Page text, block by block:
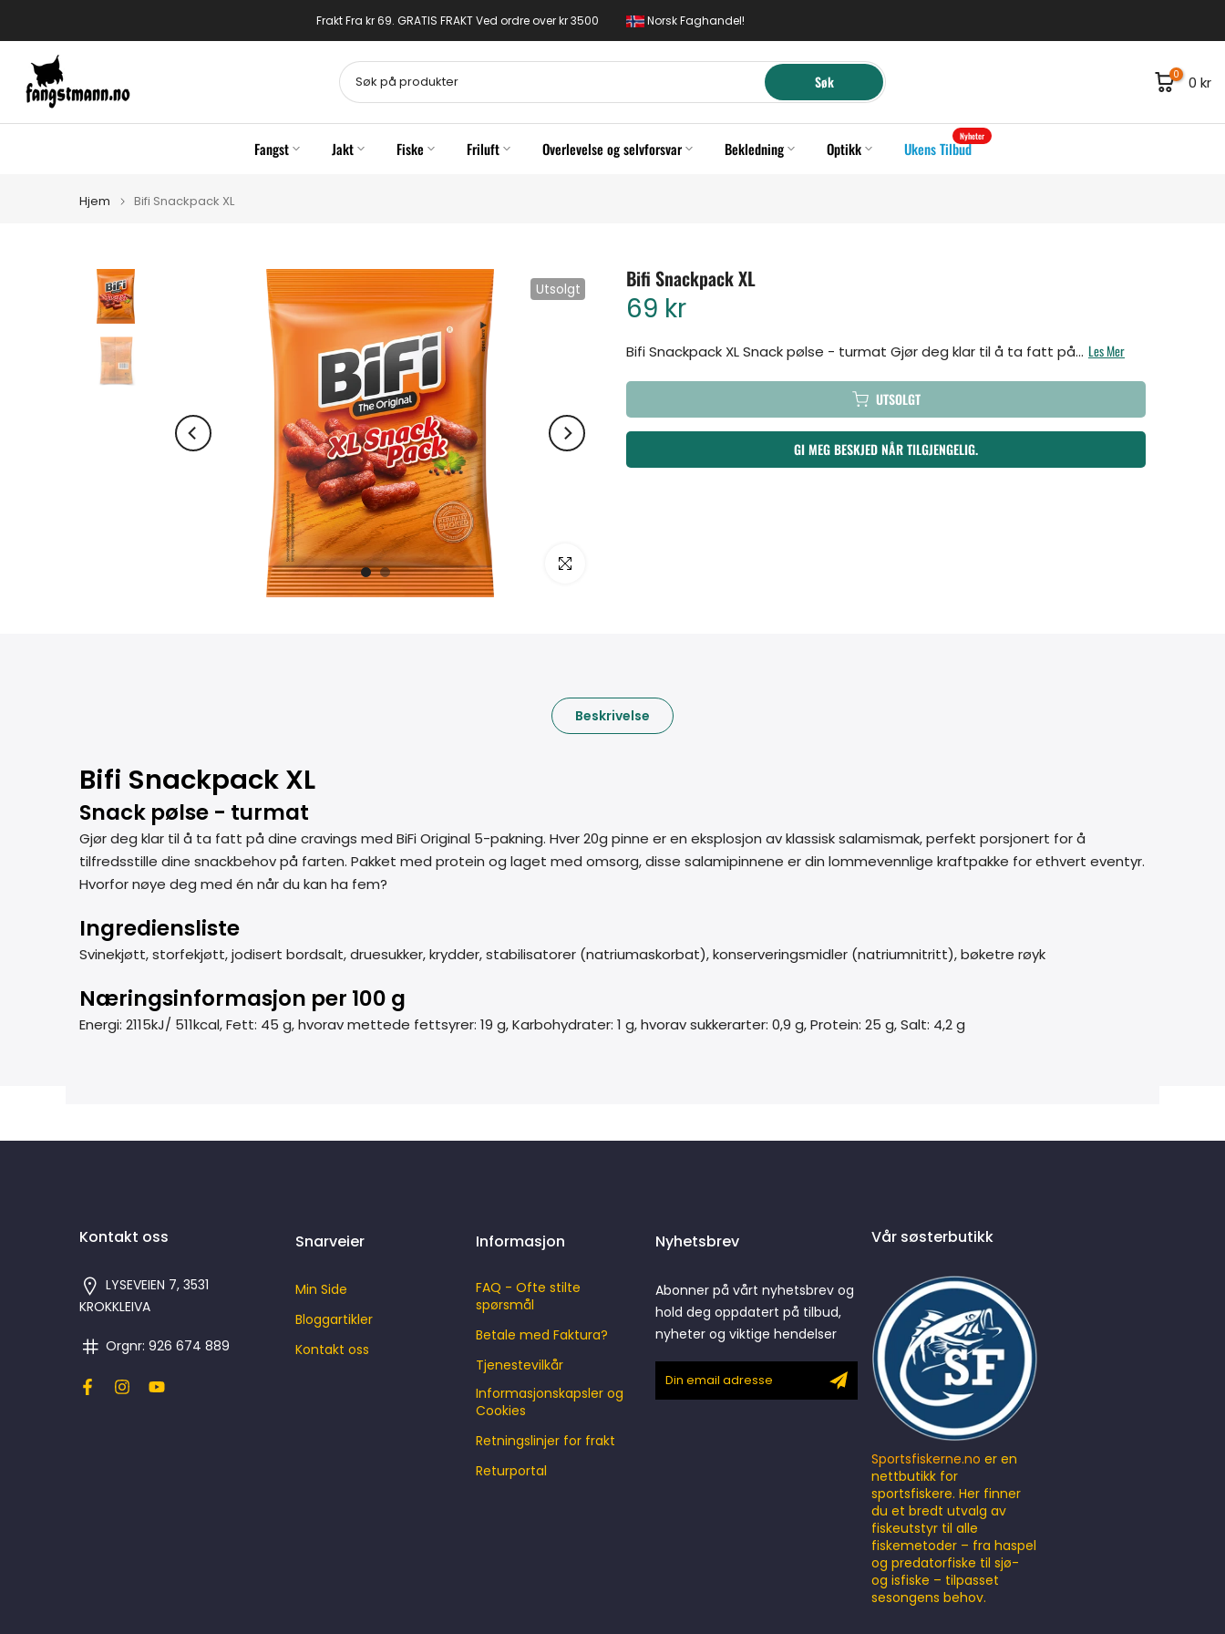
til
innhold
Frakt Fra kr 69. GRATIS FRAKT Ved ordre over kr 3500 Norsk Faghandel!
Søk 0 0 kr
Fangst Jakt Fiske Friluft Overlevelse og selvforsvar Bekledning Optikk Ukens Tilbud
Nyheter
Hjem Bifi Snackpack XL
Utsolgt
Klikk for å forstørre
Bifi Snackpack XL
69 kr
Bifi Snackpack XL Snack pølse - turmat Gjør deg klar til å ta fatt på... Les Mer
UTSOLGT
GI MEG BESKJED NÅR TILGJENGELIG.
Beskrivelse
Bifi Snackpack XL
Snack pølse - turmat
Gjør deg klar til å ta fatt på dine cravings med BiFi Original 5-pakning. Hver 20g pinne er en eksplosjon av klassisk salamismak, perfekt porsjonert for å
tilfredsstille dine snackbehov på farten. Pakket med protein og laget med omsorg, disse salamipinnene er din lommevennlige kraftpakke for ethvert eventyr.
Hvorfor nøye deg med én når du kan ha fem?
Ingrediensliste
Svinekjøtt, storfekjøtt, jodisert bordsalt, druesukker, krydder, stabilisatorer (natriumaskorbat), konserveringsmidler (natriumnitritt), bøketre røyk
Næringsinformasjon per 100 g
Energi: 2115kJ/ 511kcal, Fett: 45 g, hvorav mettede fettsyrer: 19 g, Karbohydrater: 1 g, hvorav sukkerarter: 0,9 g, Protein: 25 g, Salt: 4,2 g
Kontakt oss
LYSEVEIEN 7, 3531
KROKKLEIVA
Orgnr: 926 674 889
Snarveier
Min Side
Bloggartikler
Kontakt oss
Informasjon
FAQ - Ofte stilte
spørsmål
Betale med Faktura?
Tjenestevilkår
Informasjonskapsler og
Cookies
Retningslinjer for frakt
Returportal
Nyhetsbrev
Abonner på vårt nyhetsbrev og
hold deg oppdatert på tilbud,
nyheter og viktige hendelser
Vår søsterbutikk
Sportsfiskerne.no er en
nettbutikk for
sportsfiskere. Her finner
du et bredt utvalg av
fiskeutstyr til alle
fiskemetoder – fra haspel
og predatorfiske til sjø-
og isfiske – tilpasset
sesongens behov.